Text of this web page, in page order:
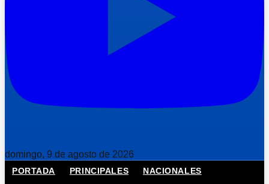
domingo, 9 de agosto de 2026
PORTADA PRINCIPALES NACIONALES